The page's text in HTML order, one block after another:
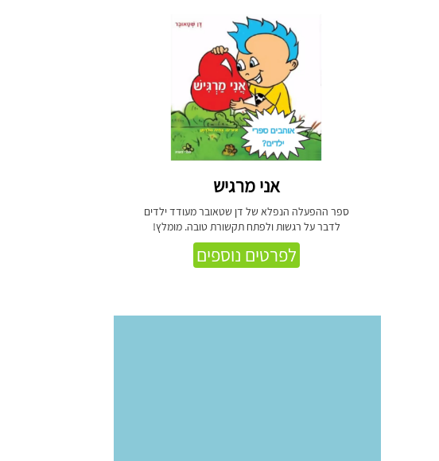
אני מרגיש
ספר ההפעלה הנפלא של דן שטאובר מעודד ילדים
לדבר על רגשות ולפתח תקשורת טובה. מומלץ!
לפרטים נוספים